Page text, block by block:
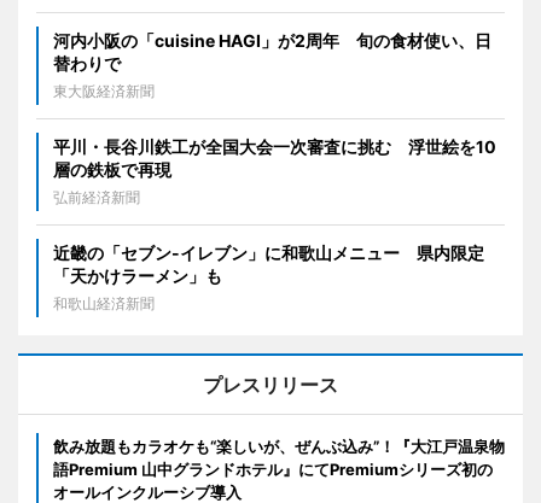
河内小阪の「cuisine HAGI」が2周年 旬の食材使い、日
替わりで
東大阪経済新聞
平川・長谷川鉄工が全国大会一次審査に挑む 浮世絵を10
層の鉄板で再現
弘前経済新聞
近畿の「セブン-イレブン」に和歌山メニュー 県内限定
「天かけラーメン」も
和歌山経済新聞
プレスリリース
飲み放題もカラオケも“楽しいが、ぜんぶ込み”！『大江戸温泉物
語Premium 山中グランドホテル』にてPremiumシリーズ初の
オールインクルーシブ導入